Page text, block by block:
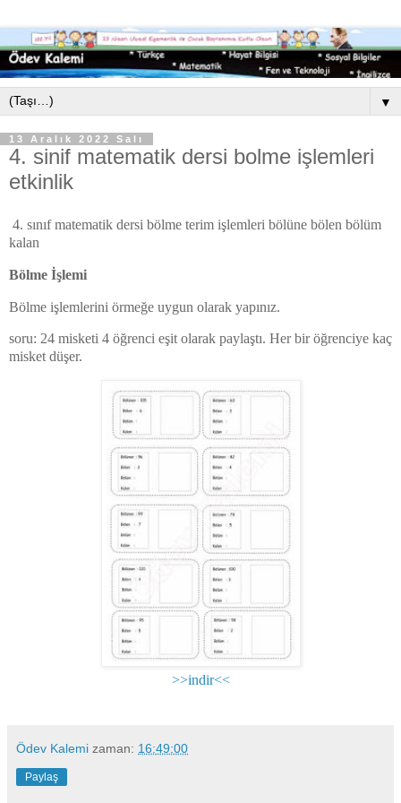
▼
13 Aralık 2022 Salı
4. sinif matematik dersi bolme işlemleri
etkinlik
4. sınıf matematik dersi bölme terim işlemleri bölüne bölen bölüm
kalan
Bölme İşlemi
Bölme işlemlerini örmeğe uygun olarak yapınız.
soru: 24 misketi 4 öğrenci eşit olarak paylaştı. Her bir öğrenciye kaç
misket düşer.
>>indir<<
Ödev Kalemi zaman: 16:49:00
Paylaş